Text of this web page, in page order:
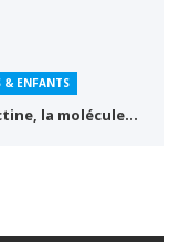
& ENFANTS
la molécule…